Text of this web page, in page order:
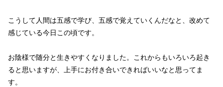
こうして人間は五感で学び、五感で覚えていくんだなと、改めて
感じている今日この頃です。
お陰様で随分と生きやすくなりました。これからもいろいろ起き
ると思いますが、上手にお付き合いできればいいなと思ってま
す。